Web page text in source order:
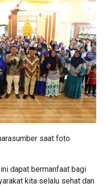
saat foto
dapat bermanfaat bagi
kita selalu sehat dan